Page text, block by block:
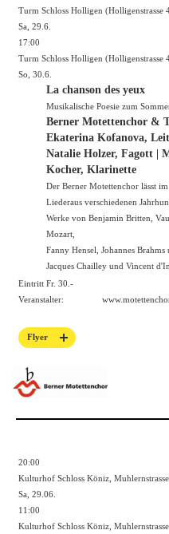
Turm Schloss Holligen (Holligenstrasse
Sa, 29.6.
17:00
Turm Schloss Holligen (Holligenstrasse
So, 30.6.
La chanson des yeux
Musikalische Poesie zum
Berner Motettenchor &
Ekaterina Kofanova,
Natalie Holzer, Fagott |
Kocher, Klarinette
Der Berner Motettenchor lässt
Liederaus verschiedenen
Werke von Benjamin Britten,
Mozart,
Fanny Hensel, Johannes
Jacques Chailley und Vincent
Eintritt Fr. 30.-
Veranstalter:
Flyer
20:00
Kulturhof Schloss Köniz,
Sa, 29.06.
11:00
Kulturhof Schloss Köniz,